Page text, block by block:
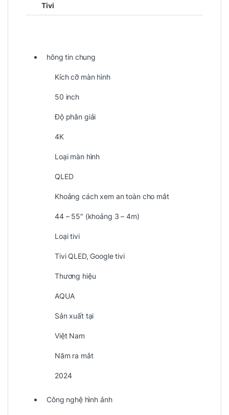
Tivi
hông tin chung
Kích cỡ màn hình
50 inch
Độ phân giải
4K
Loại màn hình
QLED
Khoảng cách xem an toàn cho mắt
44 – 55″ (khoảng 3 – 4m)
Loại tivi
Tivi QLED, Google tivi
Thương hiệu
AQUA
Sản xuất tại
Việt Nam
Năm ra mắt
2024
Công nghệ hình ảnh